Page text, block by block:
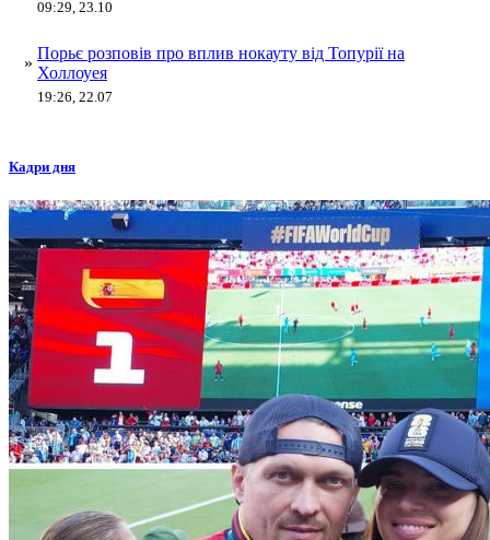
09:29, 23.10
»
Порьє розповів про вплив нокауту від Топурії на
Холлоуея
19:26, 22.07
Кадри дня